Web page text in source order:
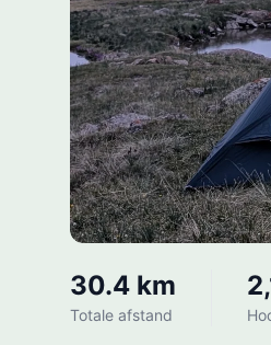
30.4 km
Totale afstand